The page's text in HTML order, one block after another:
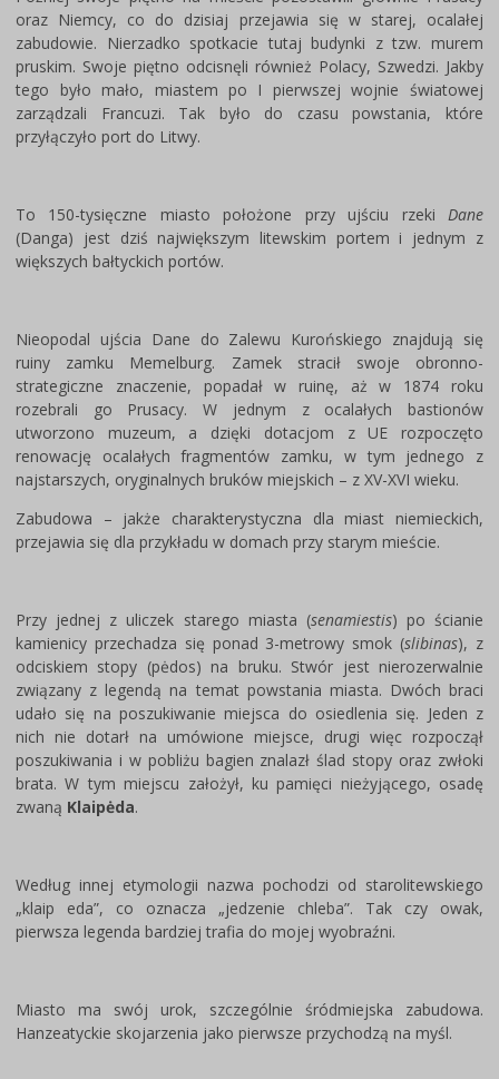
oraz Niemcy, co do dzisiaj przejawia się w starej, ocalałej
zabudowie. Nierzadko spotkacie tutaj budynki z tzw. murem
pruskim. Swoje piętno odcisnęli również Polacy, Szwedzi. Jakby
tego było mało, miastem po I pierwszej wojnie światowej
zarządzali Francuzi. Tak było do czasu powstania, które
przyłączyło port do Litwy.
To 150-tysięczne miasto położone przy ujściu rzeki Dane
(Danga) jest dziś największym litewskim portem i jednym z
większych bałtyckich portów.
Nieopodal ujścia Dane do Zalewu Kurońskiego znajdują się
ruiny zamku Memelburg. Zamek stracił swoje obronno-
strategiczne znaczenie, popadał w ruinę, aż w 1874 roku
rozebrali go Prusacy. W jednym z ocalałych bastionów
utworzono muzeum, a dzięki dotacjom z UE rozpoczęto
renowację ocalałych fragmentów zamku, w tym jednego z
najstarszych, oryginalnych bruków miejskich – z XV-XVI wieku.
Zabudowa – jakże charakterystyczna dla miast niemieckich,
przejawia się dla przykładu w domach przy starym mieście.
Przy jednej z uliczek starego miasta (senamiestis) po ścianie
kamienicy przechadza się ponad 3-metrowy smok (slibinas), z
odciskiem stopy (pėdos) na bruku. Stwór jest nierozerwalnie
związany z legendą na temat powstania miasta. Dwóch braci
udało się na poszukiwanie miejsca do osiedlenia się. Jeden z
nich nie dotarł na umówione miejsce, drugi więc rozpoczął
poszukiwania i w pobliżu bagien znalazł ślad stopy oraz zwłoki
brata. W tym miejscu założył, ku pamięci nieżyjącego, osadę
zwaną Klaipėda.
Według innej etymologii nazwa pochodzi od starolitewskiego
„klaip eda”, co oznacza „jedzenie chleba”. Tak czy owak,
pierwsza legenda bardziej trafia do mojej wyobraźni.
Miasto ma swój urok, szczególnie śródmiejska zabudowa.
Hanzeatyckie skojarzenia jako pierwsze przychodzą na myśl.